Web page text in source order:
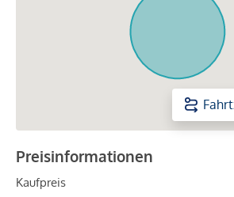
Preisinformationen
Kaufpreis